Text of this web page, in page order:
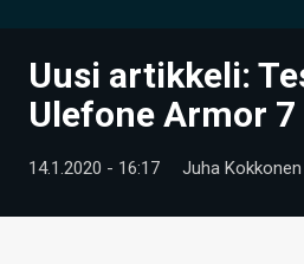
UUTISET
Uusi artikkeli:
Ulefone Armor 7
14.1.2020 - 16:17 Juha Kokkonen